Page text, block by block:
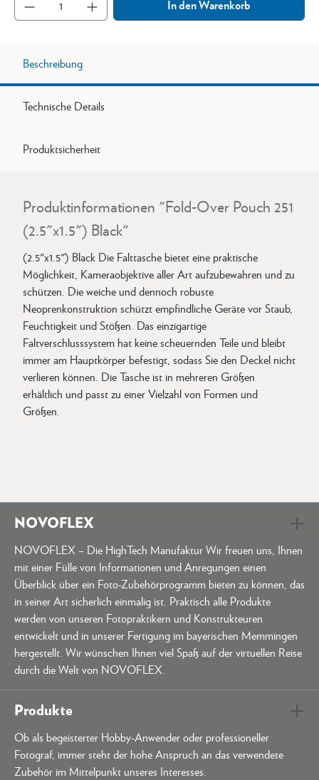
In den Warenkorb
Beschreibung
Technische Details
Produktsicherheit
Produktinformationen "Fold-Over Pouch 251
(2.5"x1.5") Black"
(2.5"x1.5") Black Die Falttasche bietet eine praktische
Möglichkeit, Kameraobjektive aller Art aufzubewahren und zu
schützen. Die weiche und dennoch robuste
Neoprenkonstruktion schützt empfindliche Geräte vor Staub,
Feuchtigkeit und Stößen. Das einzigartige
Faltverschlusssystem hat keine scheuernden Teile und bleibt
immer am Hauptkörper befestigt, sodass Sie den Deckel nicht
verlieren können. Die Tasche ist in mehreren Größen
erhältlich und passt zu einer Vielzahl von Formen und
Größen.
NOVOFLEX
NOVOFLEX – Die HighTech Manufaktur Wir freuen uns, Ihnen
mit einer Fülle von Informationen und Anregungen einen
Überblick über ein Foto-Zubehörprogramm bieten zu können, das
in seiner Art sicherlich einmalig ist. Praktisch alle Produkte
werden von unseren Fotopraktikern und Konstrukteuren
entwickelt und in unserer Fertigung im bayerischen Memmingen
hergestellt. Wir wünschen Ihnen viel Spaß auf der virtuellen Reise
durch die Welt von NOVOFLEX.
Produkte
Ob als begeisterter Hobby-Anwender oder professioneller
Fotograf, immer steht der hohe Anspruch an das verwendete
Zubehör im Mittelpunkt unseres Interesses.